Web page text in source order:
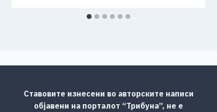
Ставовите изнесени во авторските написи
објавени на порталот “Трибуна”, не е